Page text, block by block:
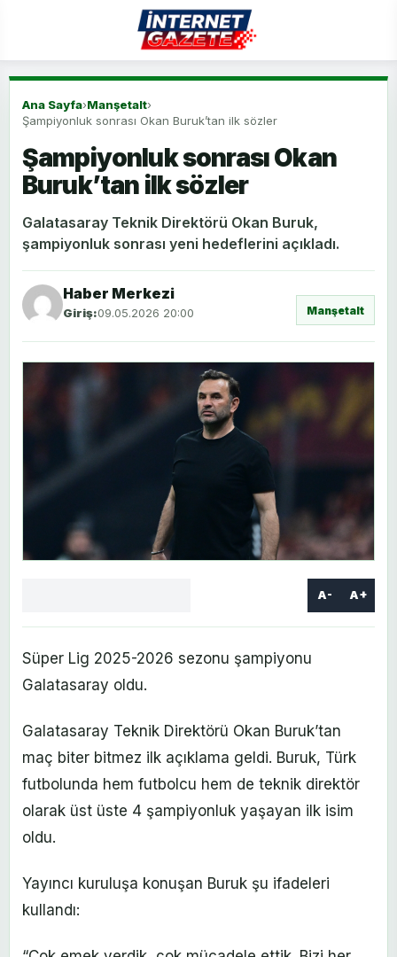
Ana Sayfa›Manşetalt›
Şampiyonluk sonrası Okan Buruk’tan ilk sözler
Şampiyonluk sonrası Okan
Buruk’tan ilk sözler
Galatasaray Teknik Direktörü Okan Buruk,
şampiyonluk sonrası yeni hedeflerini açıkladı.
Haber Merkezi
Giriş:09.05.2026 20:00 Manşetalt
A- A+
Süper Lig 2025-2026 sezonu şampiyonu
Galatasaray oldu.
Galatasaray Teknik Direktörü Okan Buruk’tan
maç biter bitmez ilk açıklama geldi. Buruk, Türk
futbolunda hem futbolcu hem de teknik direktör
olarak üst üste 4 şampiyonluk yaşayan ilk isim
oldu.
Yayıncı kuruluşa konuşan Buruk şu ifadeleri
kullandı: